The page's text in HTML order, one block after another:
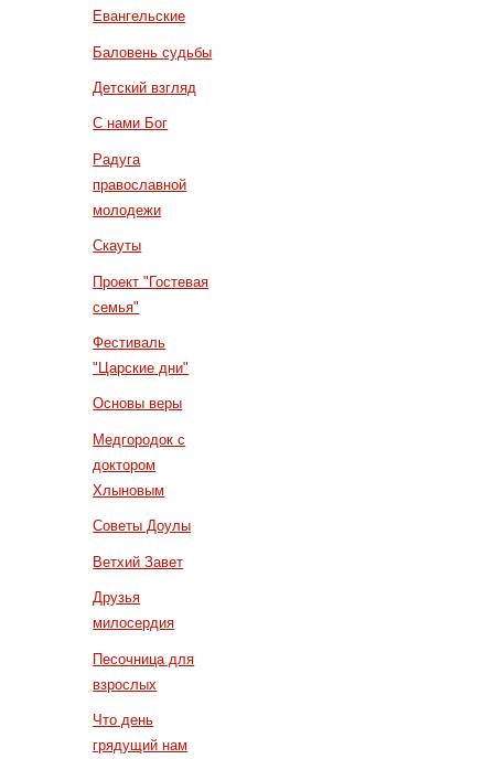
Евангельские
Баловень судьбы
Детский взгляд
С нами Бог
Радуга
православной
молодежи
Скауты
Проект "Гостевая
семья"
Фестиваль
"Царские дни"
Основы веры
Медгородок с
доктором
Хлыновым
Советы Доулы
Ветхий Завет
Друзья
милосердия
Песочница для
взрослых
Что день
грядущий нам